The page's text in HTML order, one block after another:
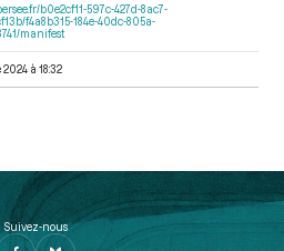
b0e2cf11-597c-427d-8ac7-
f4a8b315-184e-40dc-805a-
manifest
à 18:32
Suivez-nous